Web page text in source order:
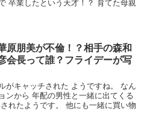
卒業したという天才！？ 育てた母親
原朋美が不倫！？相手の森和
会長って誰？フライデーが写
がキャッチされた ようですね。 なん
ンから 年配の男性と一緒に出てくる
れたようです。 他にも一緒に買い物